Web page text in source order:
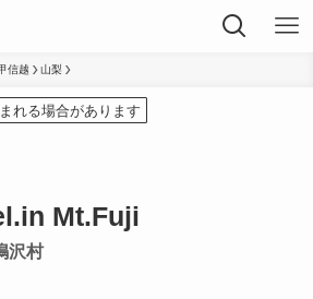
信越 山梨
れる場合があります
Mt.Fuji
沢村